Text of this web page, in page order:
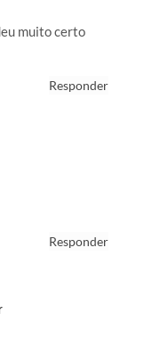
muito certo
Responder
Responder